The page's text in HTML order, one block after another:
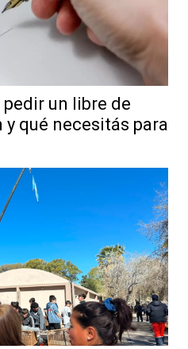
pedir un libre de
y qué necesitás para